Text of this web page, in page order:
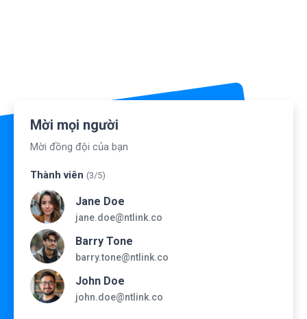
Mời mọi người
Mời đồng đội của bạn
Thành viên (3/5)
Jane Doe
jane.doe@ntlink.co
Barry Tone
barry.tone@ntlink.co
John Doe
john.doe@ntlink.co